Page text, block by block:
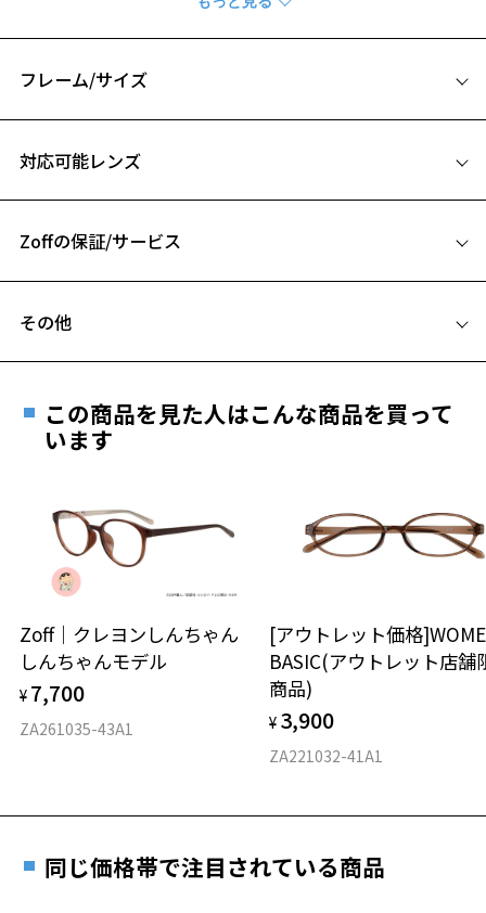
お気に入りリストは こちら
【デザイン】
好きなキャラクターと玉型から選べるサンリオキャラクターズコレク
ション。
丁番部分にはハートのメタルパーツをあしらい、左側にはキャラクタ
されています。
※ZY242036（マイメロディ モデル）、ZY242038（クロミ モデル）同
きがセット。
※柄や色味の出方に個体差があり、画像と異なる場合がございます。
フレーム/サイズ
B ブリッジ(鼻部分)の横幅：16mm
お持ちのZoffメガネサイズを確認するには？
仕上がり寸法
D 仕上がりの横幅：約137mm
16.4g
対応可能レンズ
フレームとレンズの合計料金を知りたい方へ
Zoffの保証/サービス
安心1 フレーム１年間品質保証
きます。
※保証期間内に交換が行われた場合、保証期間は初期の期間から
延長されません。
安心2 視力測定無料
視力の変化を早めに発見するために、定期的な視
力測定をおすすめいたします。
安心3 かかり具合調整無料
す。
その他
ご希望のお客さまは、「レンズ交換券」をお選びのうえ、
最寄りのZoff実店舗にてレンズをお買い求めください。
※サングラスやパッケージ品では「レンズ交換券」はお選び
談ください。
＜メガネの度数情報がわからない方へ＞
オンラインストアでフレームのみ購入して、
実店舗で度付きにできます
ご購入時に「レンズ交換券」をお選びいただくと、実店舗で
度数を測定のうえ、度付きレンズ（標準セットレンズ）へ無
実店舗で度数を測定いただけます
お近くのZoff実店舗にて度数を測定いただけます（無料）。
その際は記入用紙をダウンロードしてお使いください。
この商品を見た人はこんな商品を買って
います
Zoff｜クレヨンしんちゃん
しんちゃんモデル
¥ 7,700
ZA261035-43A1
[アウトレット価格
BASIC(アウトレット店舗
商品)
¥ 3,900
ZA221032-41A1
同じ価格帯で注目されている商品